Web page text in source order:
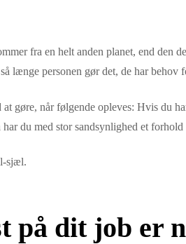
fra en helt anden planet, end
længe personen gør det, de har behov
gøre, når følgende opleves: Hvis du
du med stor sandsynlighed et forhold
sjæl.
på dit job er